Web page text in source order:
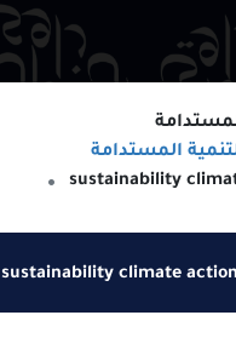
المستدامة
sustainability
sustainability climate